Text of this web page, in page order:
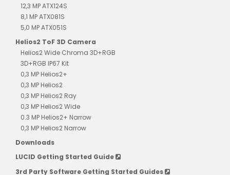
12,3 MP ATX124S
8,1 MP ATX081S
5,0 MP ATX051S
Helios2 ToF 3D Camera
Helios2 Wide Chroma 3D+RGB
3D+RGB IP67 Kit
0,3 MP Helios2+
0,3 MP Helios2
0,3 MP Helios2 Ray
0,3 MP Helios2 Wide
0.3 MP Helios2+ Narrow
0,3 MP Helios2 Narrow
Downloads
LUCID Getting Started Guide
3rd Party Software Getting Started Guides